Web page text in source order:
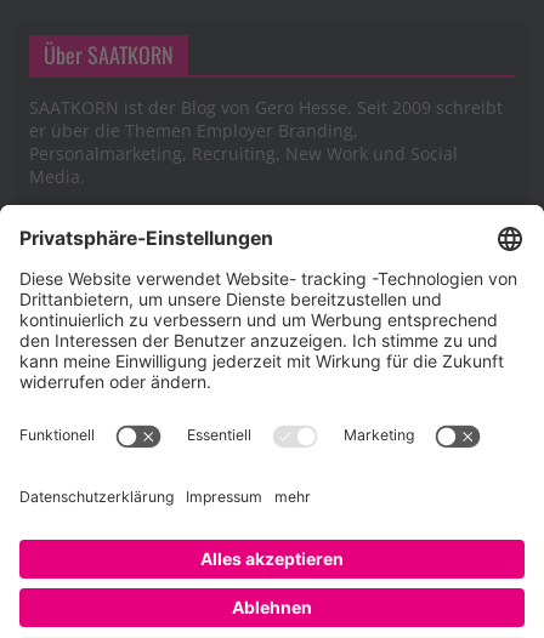
Über SAATKORN
SAATKORN ist der Blog von Gero Hesse. Seit 2009 schreibt
er über die Themen Employer Branding,
Personalmarketing, Recruiting, New Work und Social
Media.
Impressum
Impressum
Cookie-Richtlinie (EU)